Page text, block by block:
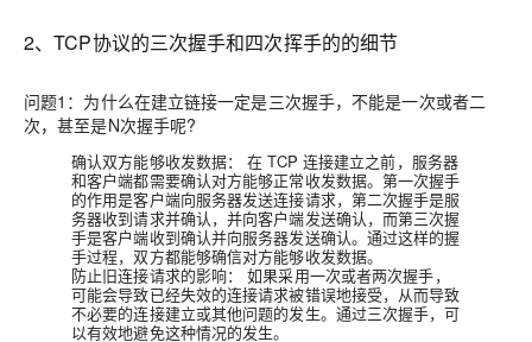
2、TCP协议的三次握手和四次挥手的的细节
问题1： 为什么在建立链接一定是三次握手，不能是一次或者二
次，甚至是N次握手呢?
确认双方能够收发数据：
在 TCP 连接建立之前，服务器
和客户端都需要确认对方能够正常收发数据。第一次握手
的作用是客户端向服务器发送连接请求，第二次握手是服
务器收到请求并确认，并向客户端发送确认，而第三次握
手是客户端收到确认并向服务器发送确认。通过这样的握
手过程，双方都能够确信对方能够收发数据。
防止旧连接请求的影响：
如果采用一次或者两次握手，
可能会导致已经失效的连接请求被错误地接受，从而导致
不必要的连接建立或其他问题的发生。通过三次握手，可
以有效地避免这种情况的发生。